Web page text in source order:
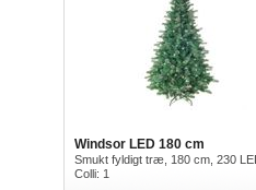
Windsor LED 180 cm
Smukt fyldigt træ, 180 cm, 230
Colli: 1